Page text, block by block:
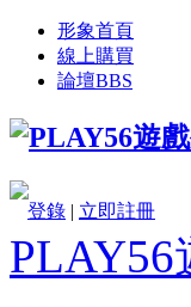
形象首頁
線上購買
論壇BBS
登錄 | 立即註冊